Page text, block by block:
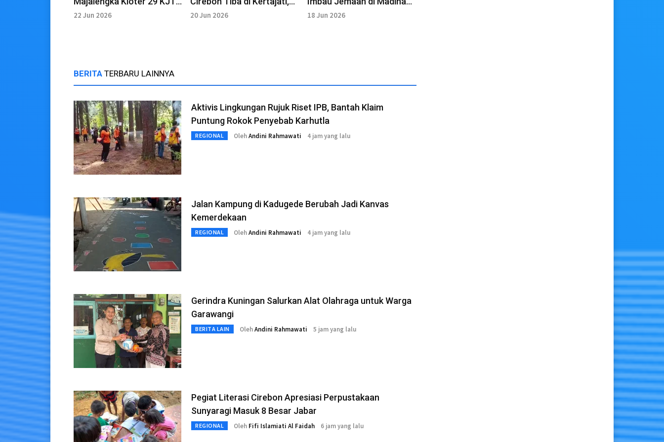
Dijadwalkan Tiba Hari Ini
22 Jun 2026
Satu Jemaah Wafat di
20 Jun 2026
Jaga Kesehatan Menjelang
18 Jun 2026
BERITA TERBARU LAINNYA
Aktivis Lingkungan Rujuk Riset IPB, Bantah Klaim
Puntung Rokok Penyebab Karhutla
REGIONAL OlehAndini Rahmawati 4 jam yang lalu
Jalan Kampung di Kadugede Berubah Jadi Kanvas
Kemerdekaan
REGIONAL OlehAndini Rahmawati 4 jam yang lalu
Gerindra Kuningan Salurkan Alat Olahraga untuk Warga
Garawangi
BERITA LAIN OlehAndini Rahmawati 5 jam yang lalu
Pegiat Literasi Cirebon Apresiasi Perpustakaan
Sunyaragi Masuk 8 Besar Jabar
REGIONAL Oleh Fifi Islamiati Al Faidah 6 jam yang lalu